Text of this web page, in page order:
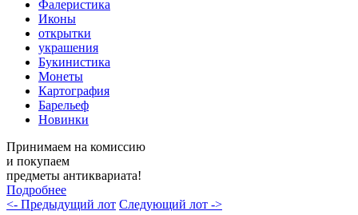
Фалеристика
Иконы
открытки
украшения
Букинистика
Монеты
Картография
Барельеф
Новинки
Принимаем на комиссию
и покупаем
предметы антиквариата!
Подробнее
<- Предыдущий лот Следующий лот ->